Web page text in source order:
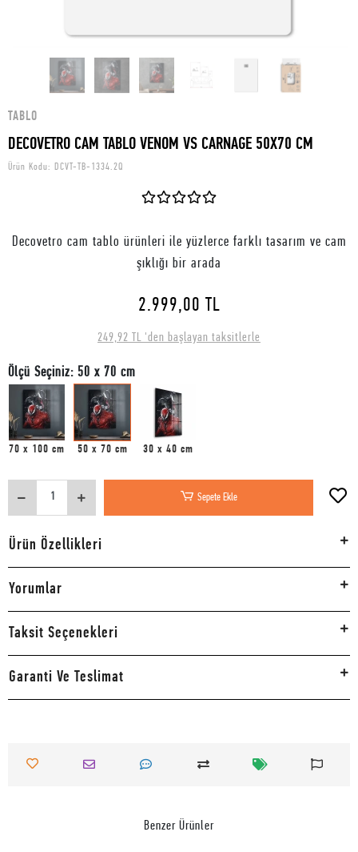
TABLO
DECOVETRO CAM TABLO VENOM VS CARNAGE 50X70 CM
Ürün Kodu: DCVT-TB-1334.2Q
Decovetro cam tablo ürünleri ile yüzlerce farklı tasarım ve cam
şıklığı bir arada
2.999,00 TL
249,92 TL 'den başlayan taksitlerle
Ölçü Seçiniz: 50 x 70 cm
70 x 100 cm 50 x 70 cm 30 x 40 cm
Sepete Ekle
Ürün Özellikleri
Yorumlar
Taksit Seçenekleri
Garanti Ve Teslimat
Benzer Ürünler